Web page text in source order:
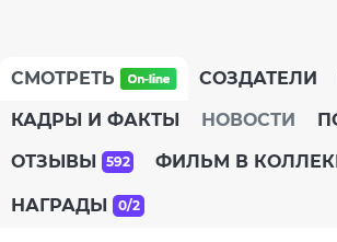
СМОТРЕТЬ СОЗДАТЕЛИ
КАДРЫ И ФАКТЫ
НОВОСТИ
ОТЗЫВЫ
592 ФИЛЬМ В
НАГРАДЫ 0/2